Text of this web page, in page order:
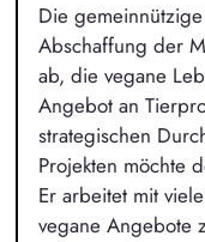
Die
Abschaffung der
ab, die vegane
Angebot an
strategischen
Projekten möchte
Er arbeitet mit
vegane Angebote